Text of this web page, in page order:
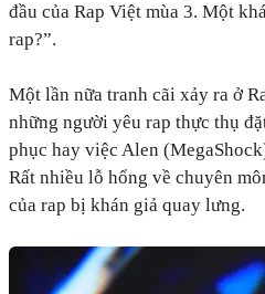
đầu của Rap Việt mùa 3. Một
rap?”.
Một lần nữa tranh cãi xảy ra ở
những người yêu rap thực thụ
phục hay việc Alen
Rất nhiều lỗ hổng về chuyên
của rap bị khán giả quay lưng.